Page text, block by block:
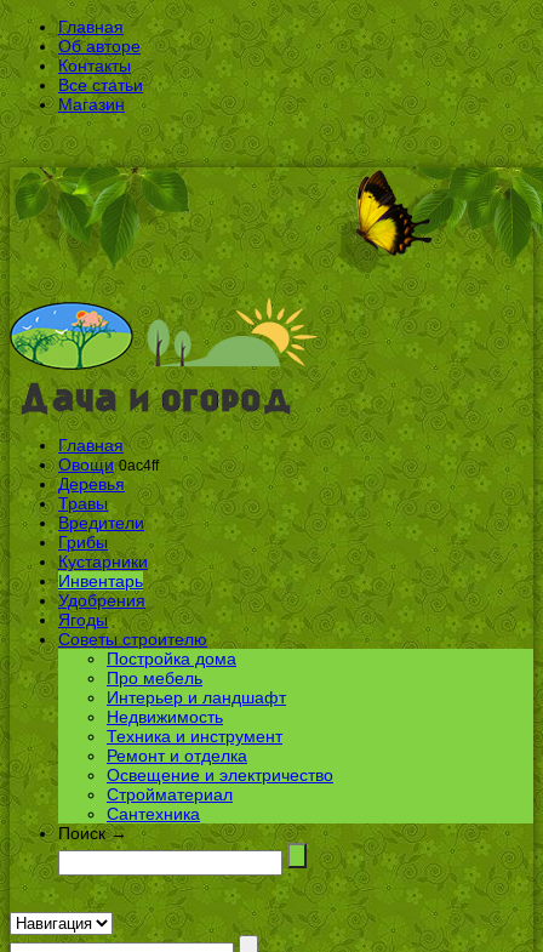
Главная
Об авторе
Контакты
Все статьи
Магазин
Главная
Овощи 0ac4ff
Деревья
Травы
Вредители
Грибы
Кустарники
Инвентарь
Удобрения
Ягоды
Советы строителю
Постройка дома
Про мебель
Интерьер и ландшафт
Недвижимость
Техника и инструмент
Ремонт и отделка
Освещение и электричество
Стройматериал
Сантехника
Поиск →